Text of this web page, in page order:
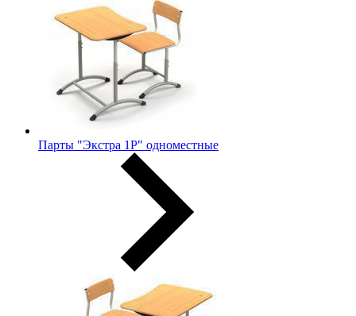
Парты "Экстра 1Р" одноместные